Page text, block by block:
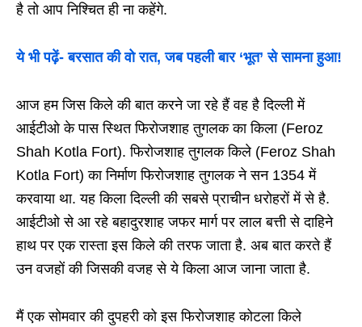
है तो आप निश्चित ही ना कहेंगे.
ये भी पढ़ें-बरसात की वो रात, जब पहली बार ‘भूत’ से सामना हुआ!
आज हम जिस किले की बात करने जा रहे हैं वह है दिल्ली में
आईटीओ के पास स्थित फिरोजशाह तुगलक का किला (Feroz
Shah Kotla Fort). फिरोजशाह तुगलक किले (Feroz Shah
Kotla Fort) का निर्माण फिरोजशाह तुगलक ने सन 1354 में
करवाया था. यह किला दिल्ली की सबसे प्राचीन धरोहरों में से है.
आईटीओ से आ रहे बहादुरशाह जफर मार्ग पर लाल बत्ती से दाहिने
हाथ पर एक रास्ता इस किले की तरफ जाता है. अब बात करते हैं
उन वजहों की जिसकी वजह से ये किला आज जाना जाता है.
मैं एक सोमवार की दुपहरी को इस फिरोजशाह कोटला किले